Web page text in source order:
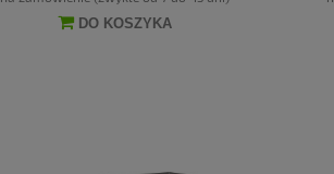
DO KOSZYKA